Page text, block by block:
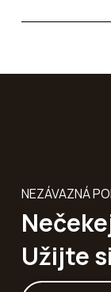
NEZÁVAZNÁ
Užijte